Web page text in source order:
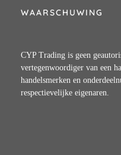
WAARSCHUWING
CYP Trading is geen
vertegenwoordiger van een
handelsmerken en
respectievelijke eigenaren.